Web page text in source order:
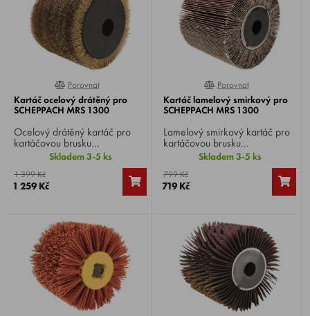
0%
Porovnat
Kartáč ocelový drátěný pro
SCHEPPACH MRS 1300
Ocelový drátěný kartáč pro
kartáčovou brusku
SCHEPPACH MRS 1300 ,
vhodný na stržení a broušení
nečistot z dřevěných,
kamenných nebo kovových
starých nátěrů i na strukturování
dřeva.
Skladem 3-5 ks
1 399 Kč
1 259 Kč
90%
Porovnat
Kartáč lamelový smirkový pro
SCHEPPACH MRS 1300
Lamelový smirkový kartáč pro
kartáčovou brusku
SCHEPPACH MRS 1300 ,
vhodný na broušení dřeva
nebo kovu s rovným povrchem.
Lze použít i na odstranění
Skladem 3-5 ks
799 Kč
719 Kč